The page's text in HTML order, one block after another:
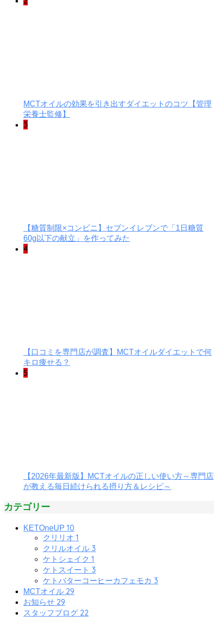
MCTオイルの効果を引き出すダイエットのコツ【管理
栄養士監修】
3
【糖質制限×コンビニ】セブンイレブンで「1日糖質
60g以下の献立」を作ってみた
4
【口コミを専門店が調査】MCTオイルダイエットで何
キロ痩せる？
5
【2026年最新版】MCTオイルの正しい使い方～専門店
が教える毎日続けられる摂り方＆レシピ～
カテゴリー
KETOneUP 10
クリリオ 1
クリルオイル 3
ケトシェイク 1
ケトスイート 3
ケトバターコーヒーカフェモカ 3
MCTオイル 29
お知らせ 29
スタッフブログ 22